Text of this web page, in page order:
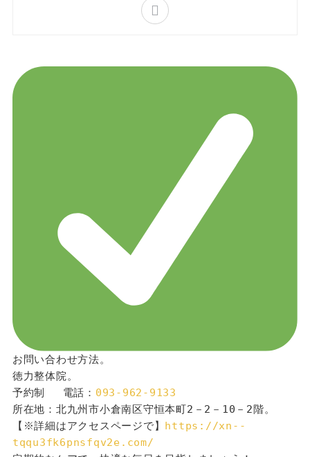
お問い合わせ方法。
徳力整体院。
予約制 　電話： 093-962-9133
所在地：北九州市小倉南区守恒本町2－2－10－2階。
【※詳細はアクセスページで】 https://xn--
tqqu3fk6pnsfqv2e.com/